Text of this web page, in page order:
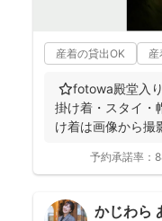
産着の貸出OK 産
⭐️fotowa殿堂入
掛け着・スタイ
け着は画像から撮
予約承諾率：
かじわら